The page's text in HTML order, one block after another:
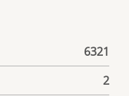
6321
2